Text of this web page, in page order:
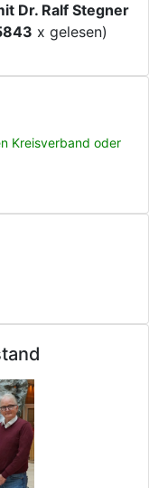
Kreisverband oder
Dr. Ralf Stegner
x gelesen)